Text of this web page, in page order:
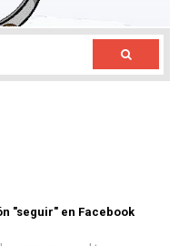
"seguir" en Facebook